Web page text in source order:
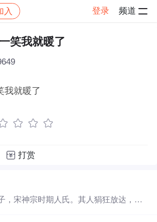
入 登录 频道
感慨 帖子详情
笑我就暖了
我就暖了
打赏
，宋神宗时期人氏。其人狷狂放达，行